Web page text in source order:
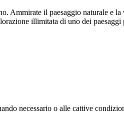
Ammirate il paesaggio naturale e
illimitata di uno dei paesaggi
necessario o alle cattive